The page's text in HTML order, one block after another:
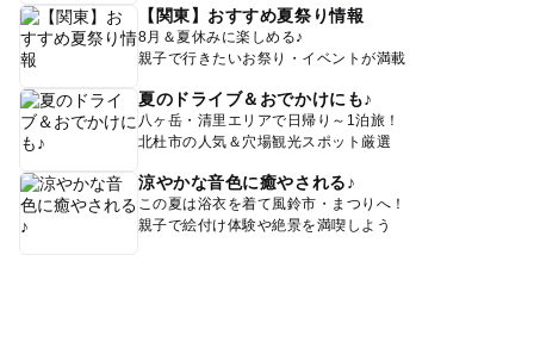
【関東】おすすめ夏祭り情報
8月＆夏休みに楽しめる♪
親子で行きたいお祭り・イベントが満載
夏のドライブ＆おでかけにも♪
八ヶ岳・清里エリアで日帰り～1泊旅！
北杜市の人気＆穴場観光スポット厳選
涼やかな音色に癒やされる♪
この夏は浴衣を着て風鈴市・まつりへ！
親子で絵付け体験や絶景を満喫しよう